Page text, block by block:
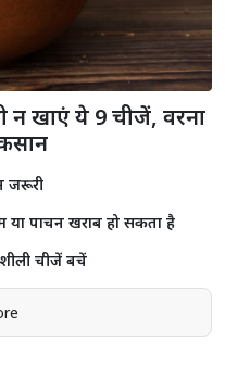
खाएं ये 9 चीजें, वरना
जरूरी
पाचन खराब हो सकता है
चीजें बचें